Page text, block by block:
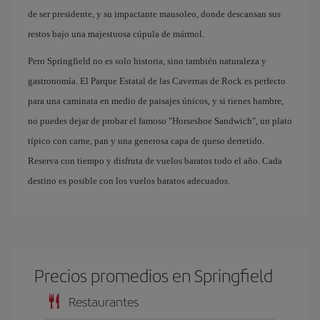
de ser presidente, y su impactante mausoleo, donde descansan sus
restos bajo una majestuosa cúpula de mármol.
Pero Springfield no es solo historia, sino también naturaleza y
gastronomía. El Parque Estatal de las Cavernas de Rock es perfecto
para una caminata en medio de paisajes únicos, y si tienes hambre,
no puedes dejar de probar el famoso "Horseshoe Sandwich", un plato
típico con carne, pan y una generosa capa de queso derretido.
Reserva con tiempo y disfruta de vuelos baratos todo el año. Cada
destino es posible con los vuelos baratos adecuados.
Precios promedios en Springfield
Restaurantes